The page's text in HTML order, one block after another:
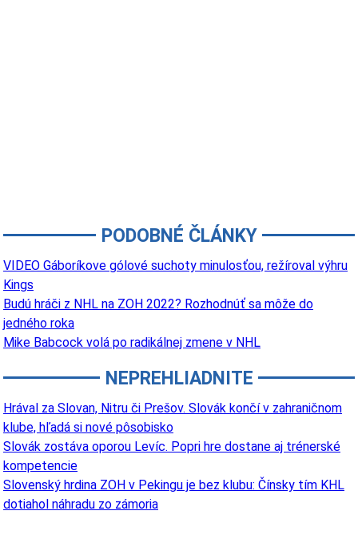
PODOBNÉ ČLÁNKY
VIDEO Gáboríkove gólové suchoty minulosťou, režíroval výhru
Kings
Budú hráči z NHL na ZOH 2022? Rozhodnúť sa môže do
jedného roka
Mike Babcock volá po radikálnej zmene v NHL
NEPREHLIADNITE
Hrával za Slovan, Nitru či Prešov. Slovák končí v zahraničnom
klube, hľadá si nové pôsobisko
Slovák zostáva oporou Levíc. Popri hre dostane aj trénerské
kompetencie
Slovenský hrdina ZOH v Pekingu je bez klubu: Čínsky tím KHL
dotiahol náhradu zo zámoria